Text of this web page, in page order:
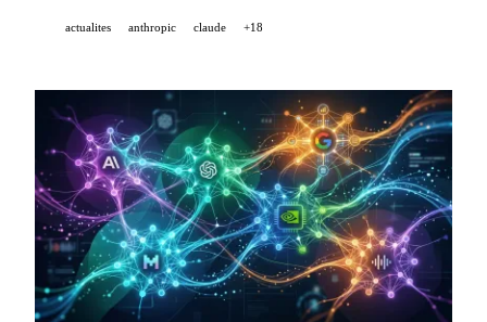
actualites anthropic claude +18